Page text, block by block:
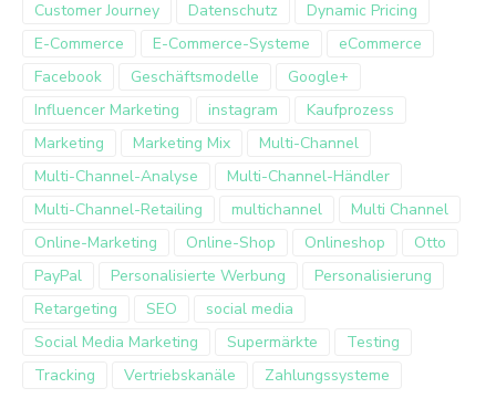
Customer Journey Datenschutz
Dynamic Pricing
E-Commerce
E-Commerce-Systeme
eCommerce
Facebook
Geschäftsmodelle
Google+
Influencer Marketing
instagram
Kaufprozess
Marketing
Marketing Mix
Multi-Channel
Multi-Channel-Analyse
Multi-Channel-Händler
Multi-Channel-Retailing
multichannel
Multi Channel
Online-Marketing
Online-Shop Onlineshop
Otto
PayPal
Personalisierte Werbung
Personalisierung
Retargeting
SEO
social media
Social Media Marketing
Supermärkte
Testing
Tracking
Vertriebskanäle Zahlungssysteme